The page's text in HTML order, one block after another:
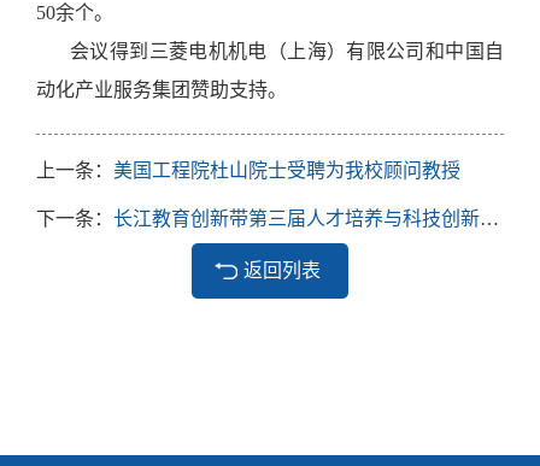
50余个。
会议得到三菱电机机电（上海）有限公司和中国自
动化产业服务集团赞助支持。
上一条： 美国工程院杜山院士受聘为我校顾问教授
下一条： 长江教育创新带第三届人才培养与科技创新合作体创新电机论坛举办
返回列表